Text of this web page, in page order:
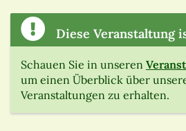
Diese Veranstaltung
Schauen Sie in unseren
um einen Überblick über
Veranstaltungen zu erhalten.